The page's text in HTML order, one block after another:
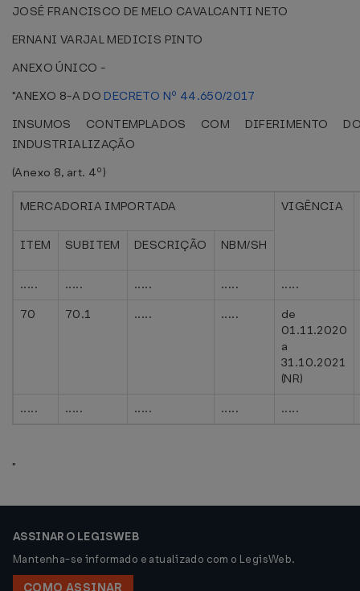
JOSÉ FRANCISCO DE MELO CAVALCANTI NETO
ERNANI VARJAL MEDICIS PINTO
ANEXO ÚNICO -
"ANEXO 8-A DO DECRETO Nº 44.650/2017
INSUMOS CONTEMPLADOS COM DIFERIMENTO
INDUSTRIALIZAÇÃO
(Anexo 8, art. 4º)
MERCADORIA IMPORTADA VIGÊNCIA
ITEM SUBITEM DESCRIÇÃO NBM/SH
..... ..... ..... .....
.....
70
70.1 ..... .....
de
01.11.2020
a
31.10.2021
(NR)
.....
..... ..... ..... .....
"
ASSINAR O LEGISWEB
Mantenha-se informado e atualizado com o LegisWeb.